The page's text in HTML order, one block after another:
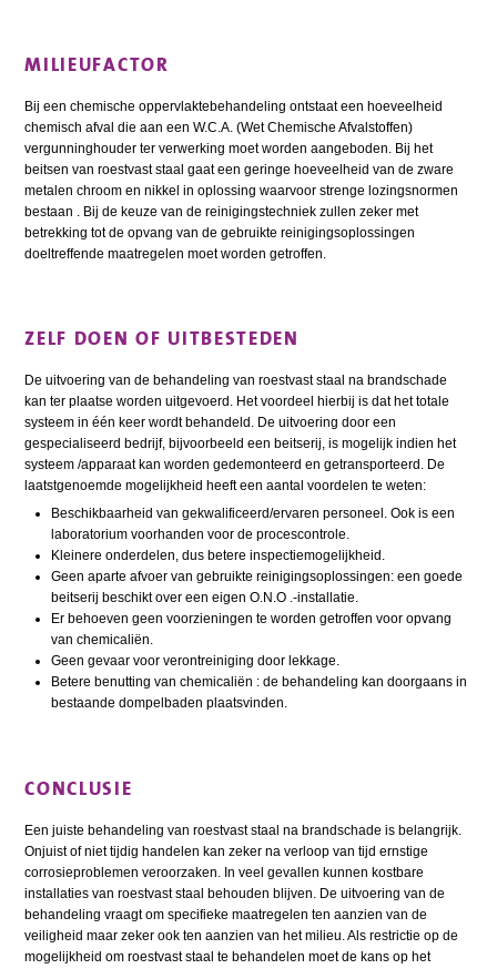
MILIEUFACTOR
Bij een chemische oppervlaktebehandeling ontstaat een hoeveelheid
chemisch afval die aan een W.C.A. (Wet Chemische Afvalstoffen)
vergunninghouder ter verwerking moet worden aangeboden. Bij het
beitsen van roestvast staal gaat een geringe hoeveelheid van de zware
metalen chroom en nikkel in oplossing waarvoor strenge lozingsnormen
bestaan . Bij de keuze van de reinigingstechniek zullen zeker met
betrekking tot de opvang van de gebruikte reinigingsoplossingen
doeltreffende maatregelen moet worden getroffen.
ZELF DOEN OF UITBESTEDEN
De uitvoering van de behandeling van roestvast staal na brandschade
kan ter plaatse worden uitgevoerd. Het voordeel hierbij is dat het totale
systeem in één keer wordt behandeld. De uitvoering door een
gespecialiseerd bedrijf, bijvoorbeeld een beitserij, is mogelijk indien het
systeem /apparaat kan worden gedemonteerd en getransporteerd. De
laatstgenoemde mogelijkheid heeft een aantal voordelen te weten:
Beschikbaarheid van gekwalificeerd/ervaren personeel. Ook is een
laboratorium voorhanden voor de procescontrole.
Kleinere onderdelen, dus betere inspectiemogelijkheid.
Geen aparte afvoer van gebruikte reinigingsoplossingen: een goede
beitserij beschikt over een eigen O.N.O .-installatie.
Er behoeven geen voorzieningen te worden getroffen voor opvang
van chemicaliën.
Geen gevaar voor verontreiniging door lekkage.
Betere benutting van chemicaliën : de behandeling kan doorgaans in
bestaande dompelbaden plaatsvinden.
CONCLUSIE
Een juiste behandeling van roestvast staal na brandschade is belangrijk.
Onjuist of niet tijdig handelen kan zeker na verloop van tijd ernstige
corrosieproblemen veroorzaken. In veel gevallen kunnen kostbare
installaties van roestvast staal behouden blijven. De uitvoering van de
behandeling vraagt om specifieke maatregelen ten aanzien van de
veiligheid maar zeker ook ten aanzien van het milieu. Als restrictie op de
mogelijkheid om roestvast staal te behandelen moet de kans op het